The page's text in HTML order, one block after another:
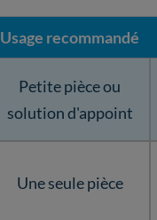
Usage recommandé
Petite pièce ou
solution d'appoint
Une seule pièce